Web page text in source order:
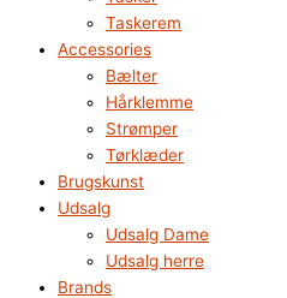
Taskerem
Accessories
Bælter
Hårklemme
Strømper
Tørklæder
Brugskunst
Udsalg
Udsalg Dame
Udsalg herre
Brands